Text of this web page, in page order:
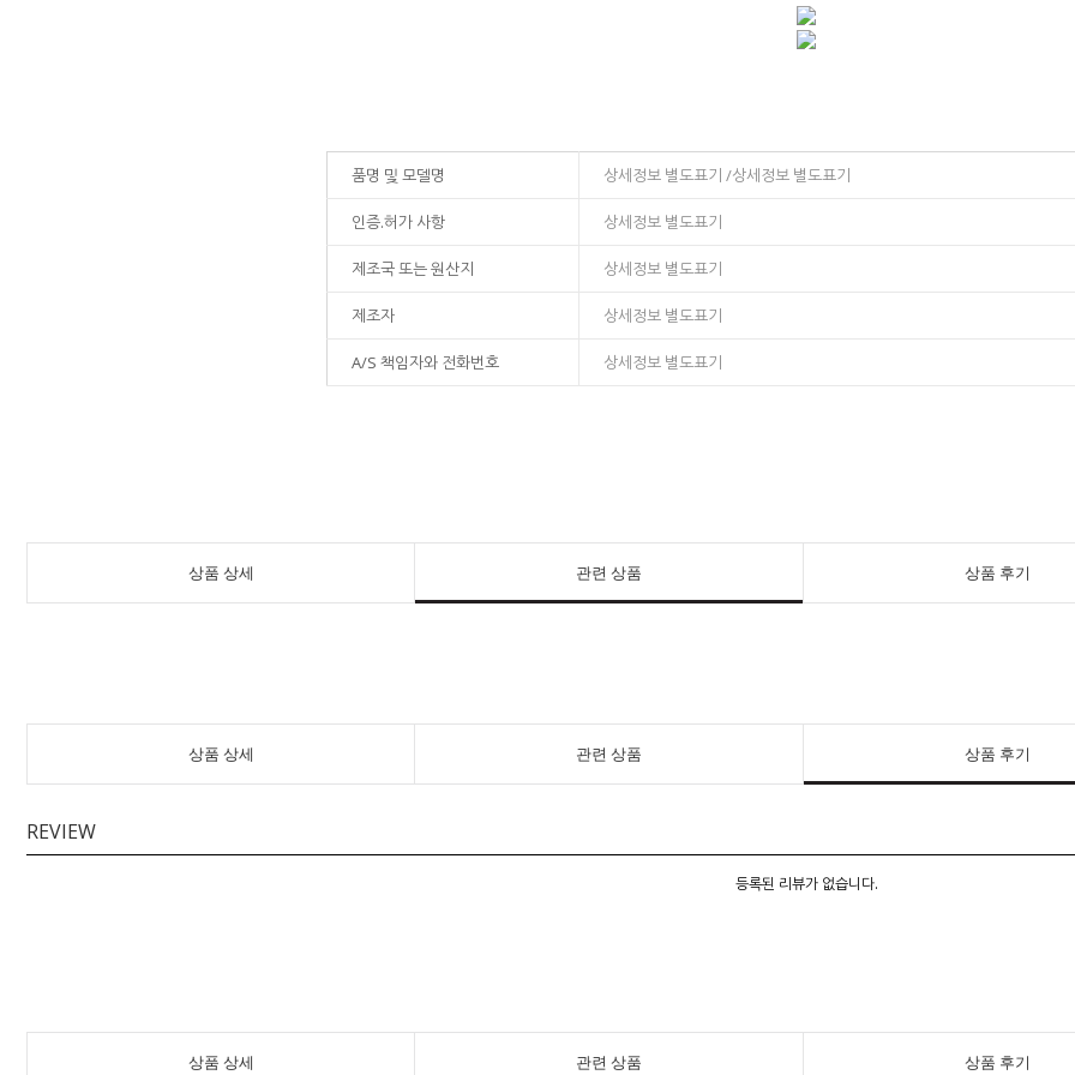
품명 및 모델명 상세정보 별도표기 /상세정보 별도표기
인증.허가 사항 상세정보 별도표기
제조국 또는 원산지 상세정보 별도표기
제조자 상세정보 별도표기
A/S 책임자와 전화번호 상세정보 별도표기
상품 상세 관련 상품 상품 후기
상품 상세 관련 상품 상품 후기
REVIEW
등록된 리뷰가 없습니다.
상품 상세 관련 상품 상품 후기